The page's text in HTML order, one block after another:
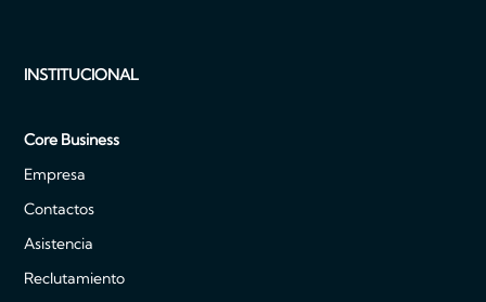
INSTITUCIONAL
Core Business
Empresa
Contactos
Asistencia
Reclutamiento